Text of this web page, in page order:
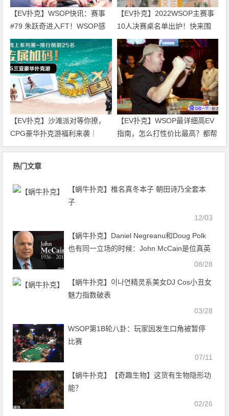
【EV扑克】WSOP快讯：赛事
#79 朱跃奇进入FT！WSOP感
恩庆、直通车热闹开跑！
【EV扑克】2022WSOP主赛事
10人决赛桌名单出炉！快来围
观！
【EV扑克】沙滩派对等你撩，
CPG豪华扑克游福利来袭｜
WSOP金手链免费赛天天开打！
【EV扑克】WSOP最详细高EV
指南，怎么打性价比最高？都帮
你整理好了！
热门文章
【蜗牛扑克】椎名真冬本子 朝田诗乃全套本
子
12/03
【蜗牛扑克】Daniel Negreanu和Doug Polk
也有同一立场的时候：John McCain是位真英
08/28
【蜗牛扑克】이나연精灵系美女DJ Cos小丑女
魅力指数破表
03/28
WSOP第1B轮八卦：玩家因发生口角被暂停
比赛
07/11
【蜗牛扑克】【奇趣生物】这货有生物隐形功
能？
02/26